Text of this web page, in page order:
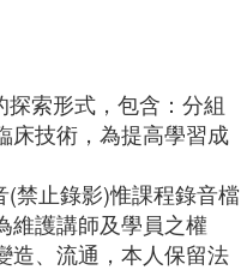
索形式，包含：分組
床技術，為提高學習成
禁止錄影)惟課程錄音檔
維護講師及學員之權
造、流通，本人保留法